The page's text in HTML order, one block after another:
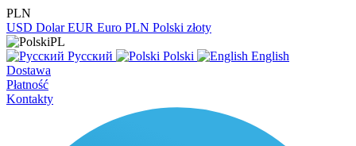
PLN
USD Dolar EUR Euro PLN Polski złoty
PL
Русский
Polski
English
Dostawa
Płatność
Kontakty